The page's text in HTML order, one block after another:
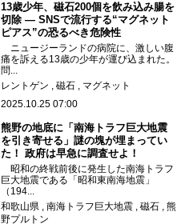
13歳少年、磁石200個を飲み込み腸を
切除 ― SNSで流行する“マグネット
ピアス”の恐るべき危険性
ニュージーランドの病院に、激しい腹
痛を訴える13歳の少年が運び込まれた。
問...
レントゲン
磁石
マグネット
2025.10.25 07:00
熊野の地底に「南海トラフ巨大地震
を引き寄せる」謎の塊が埋まってい
た！ 政府は早急に調査せよ！
昭和の終戦前後に発生した南海トラフ
巨大地震である「昭和東南海地震」
（194...
和歌山県
南海トラフ巨大地震 磁石
熊
野プルトン